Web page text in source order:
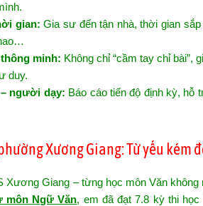
gian: Gia sư đến tận nhà, thời gian
minh: Không chỉ “cầm tay chỉ bài”,
duy.
người dạy: Báo cáo tiến độ định kỳ, hỗ
Xương Giang: Từ yếu kém
Xương Giang – từng học môn Văn
môn Ngữ Văn, em đã đạt 7.8 kỳ thi